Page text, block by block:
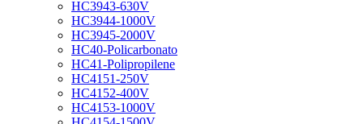
HC3943-630V
HC3944-1000V
HC3945-2000V
HC40-Policarbonato
HC41-Polipropilene
HC4151-250V
HC4152-400V
HC4153-1000V